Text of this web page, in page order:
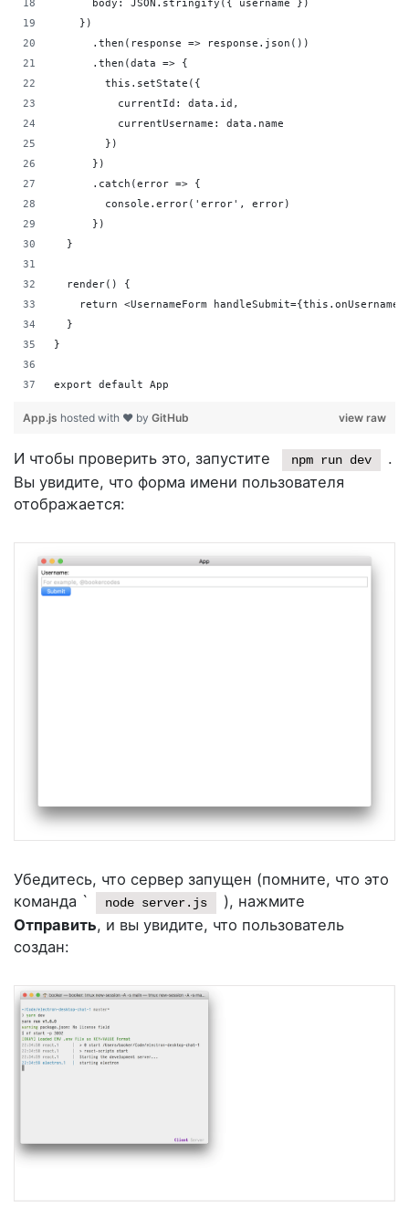
      body: JSON.stringify({ username })
    })
      .then(response => response.json())
      .then(data => {
        this.setState({
          currentId: data.id,
          currentUsername: data.name
        })
      })
      .catch(error => {
        console.error('error', error)
      })
  }
  render() {
return <UsernameForm
  }
}
export default App
view raw
App.js hosted with ❤ by GitHub
И чтобы проверить это, запустите npm run dev
.
Вы увидите, что форма имени пользователя
отображается:
Убедитесь, что сервер запущен (помните, что это
команда `
node server.js
), нажмите
Отправить, и вы увидите, что пользователь
создан: